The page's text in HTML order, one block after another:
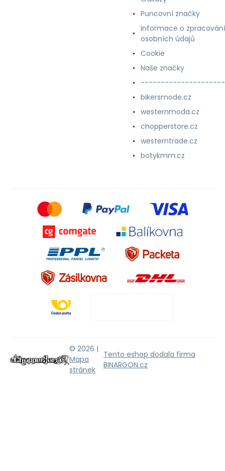
Puncovní značky
Informace o zpracování
osobních údajů
Cookie
Naše značky
bikersmode.cz
westernmoda.cz
chopperstore.cz
westerntrade.cz
botykmm.cz
© 2026 |
Mapa
stránek
Tento eshop dodala firma
BINARGON.cz